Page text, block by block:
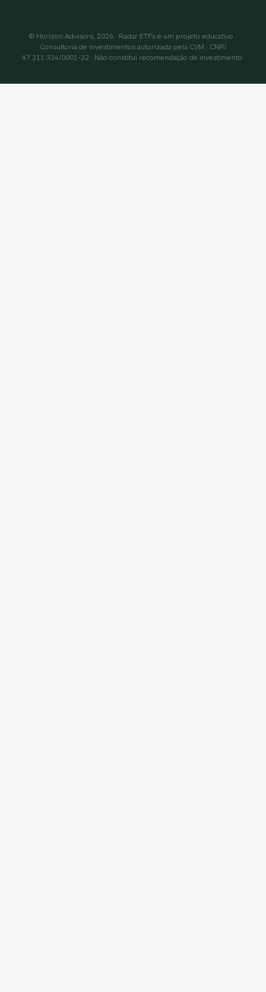
© Horizon Advisors, 2026 · Radar ETFs é um projeto educativo ·
Consultoria de Investimentos autorizada pela CVM · CNPJ
47.211.324/0001-32 · Não constitui recomendação de investimento.